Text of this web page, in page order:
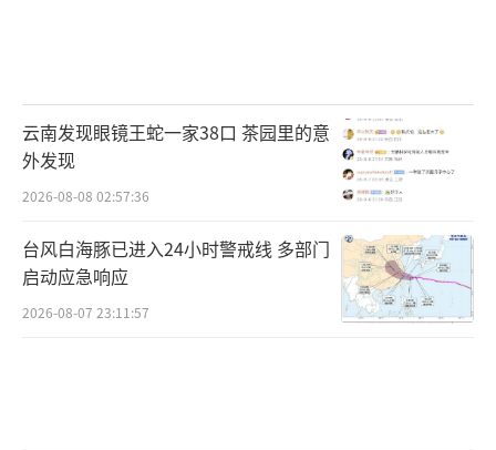
云南发现眼镜王蛇一家38口 茶园里的意
外发现
2026-08-08 02:57:36
台风白海豚已进入24小时警戒线 多部门
启动应急响应
2026-08-07 23:11:57